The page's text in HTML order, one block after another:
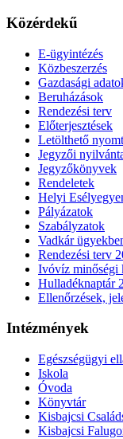
Közérdekű
E-ügyintézés
Közbeszerzés
Gazdasági
Beruházások
Rendezési terv
Előterjesztések
Letölthető
Jegyzői
Jegyzőkönyvek
Rendeletek
Helyi
Pályázatok
Szabályzatok
Vadkár
Rendezési terv
Ivóvíz minőségi
Hulladéknaptár
Ellenőrzések,
Intézmények
Egészségügyi
Iskola
Óvoda
Könyvtár
Kisbajcsi
Kisbajcsi